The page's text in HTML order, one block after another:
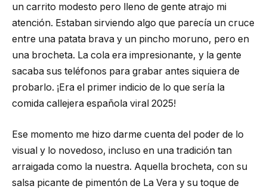
un carrito modesto pero lleno de gente atrajo mi
atención. Estaban sirviendo algo que parecía un cruce
entre una patata brava y un pincho moruno, pero en
una brocheta. La cola era impresionante, y la gente
sacaba sus teléfonos para grabar antes siquiera de
probarlo. ¡Era el primer indicio de lo que sería la
comida callejera española viral 2025!
Ese momento me hizo darme cuenta del poder de lo
visual y lo novedoso, incluso en una tradición tan
arraigada como la nuestra. Aquella brocheta, con su
salsa picante de pimentón de La Vera y su toque de